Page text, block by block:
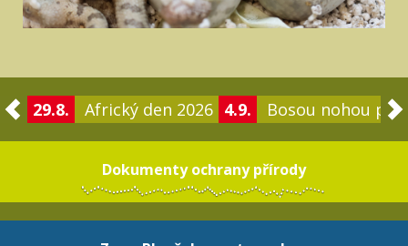
29.8. Africký den 2026 4.9. Bosou nohou po
Dokumenty ochrany přírody